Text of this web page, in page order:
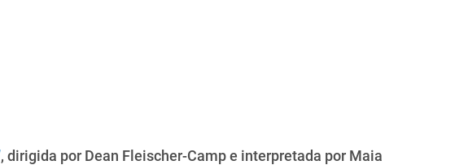
, dirigida por Dean Fleischer-Camp e interpretada por Maia